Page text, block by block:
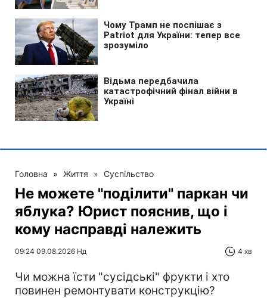
Головна » Життя » Суспільство
Не можете "поділити" паркан чи
яблука? Юрист пояснив, що і
кому насправді належить
09:24 09.08.2026 Нд 4 хв
Чи можна їсти "сусідські" фрукти і хто
повинен ремонтувати конструкцію?